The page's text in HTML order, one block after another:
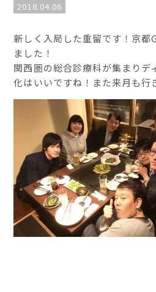
2018.04.06
新しく入局した重留です！京都
ました！
関西圏の総合診療科が集まりデ
化はいいですね！また来月も行